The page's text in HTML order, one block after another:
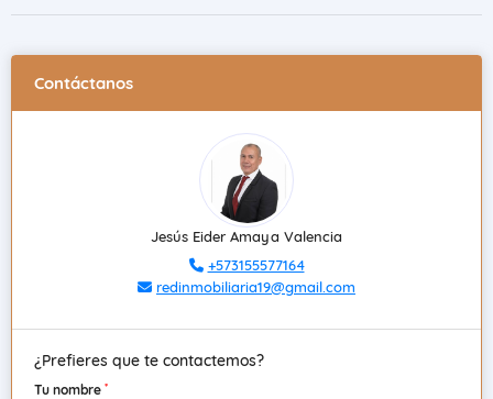
Contáctanos
Jesús Eider Amaya Valencia
+573155577164
redinmobiliaria19@gmail.com
¿Prefieres que te contactemos?
Tu nombre *